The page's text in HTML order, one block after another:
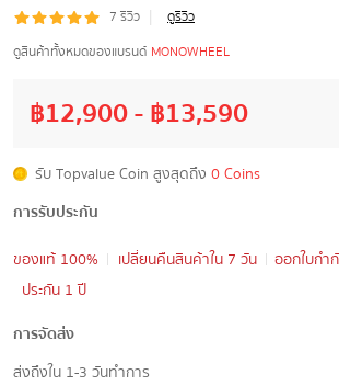
7 รีวิว |
ดูรีวิว
ดูสินค้าทั้งหมดของแบรนด์ MONOWHEEL
฿12,900- ฿13,590
รับ Topvalue Coin สูงสุดถึง 0 Coins
การรับประกัน
ของแท้ 100%
เปลี่ยนคืนสินค้าใน 7 วัน
ออกใบกำ
ประกัน 1 ปี
การจัดส่ง
ส่งถึงใน 1-3 วันทำการ